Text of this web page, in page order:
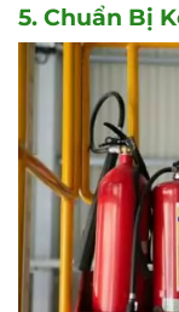
5. Chuẩn Bị